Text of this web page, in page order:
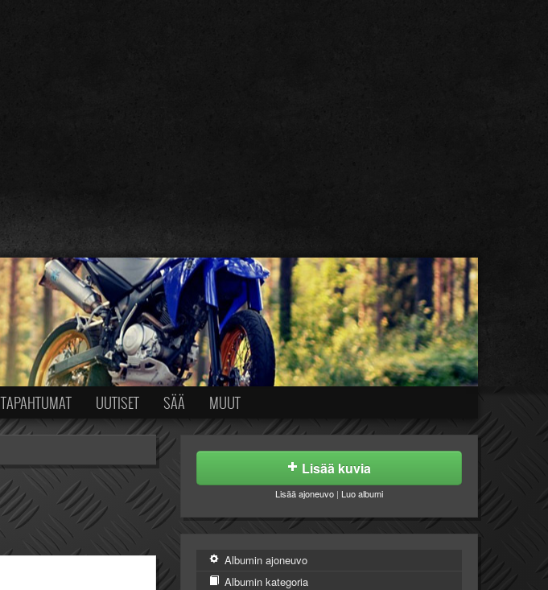
TAPAHTUMAT UUTISET SÄÄ MUUT
Lisää kuvia
Lisää ajoneuvo | Luo albumi
Albumin ajoneuvo
Albumin kategoria